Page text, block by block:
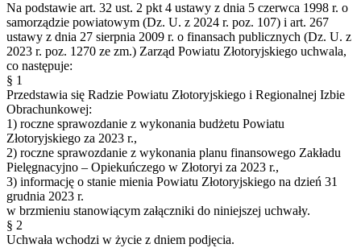
Na podstawie art. 32 ust. 2 pkt 4 ustawy z dnia 5 czerwca 1998 r. o
samorządzie powiatowym (Dz. U. z 2024 r. poz. 107) i art. 267
ustawy z dnia 27 sierpnia 2009 r. o finansach publicznych (Dz. U. z
2023 r. poz. 1270 ze zm.) Zarząd Powiatu Złotoryjskiego uchwala,
co następuje:
§ 1
Przedstawia się Radzie Powiatu Złotoryjskiego i Regionalnej Izbie
Obrachunkowej:
1) roczne sprawozdanie z wykonania budżetu Powiatu
Złotoryjskiego za 2023 r.,
2) roczne sprawozdanie z wykonania planu finansowego Zakładu
Pielęgnacyjno – Opiekuńczego w Złotoryi za 2023 r.,
3) informację o stanie mienia Powiatu Złotoryjskiego na dzień 31
grudnia 2023 r.
w brzmieniu stanowiącym załączniki do niniejszej uchwały.
§ 2
Uchwała wchodzi w życie z dniem podjęcia.